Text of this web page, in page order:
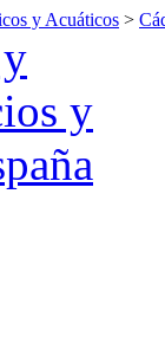
y Acuáticos >